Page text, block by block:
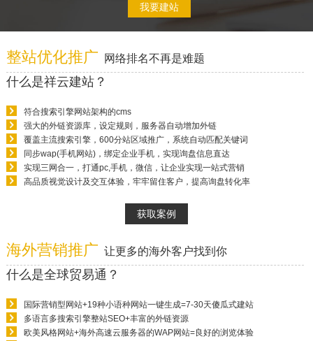
我要建站
整站优化推广 网络排名不再是难题
什么是祥云建站？
符合搜索引擎网站架构的cms
强大的外链资源库，设定规则，服务器自动增加外链
覆盖主流搜索引擎，600分站区域推广，系统自动匹配关键词
同步wap(手机网站)，绑定企业手机，实现询盘信息直达
实现三网合一，打通pc,手机，微信，让企业实现一站式营销
高品质视觉设计及交互体验，牢牢留住客户，提高询盘转化率
获取案例
海外营销推广 让更多的海外客户找到你
什么是全球贸易通？
国际营销型网站+19种小语种网站一键生成=7-30天傻瓜式建站
多语言多搜索引擎整站SEO+丰富的外链资源
欧美风格网站+海外高速云服务器的WAP网站=良好的浏览体验